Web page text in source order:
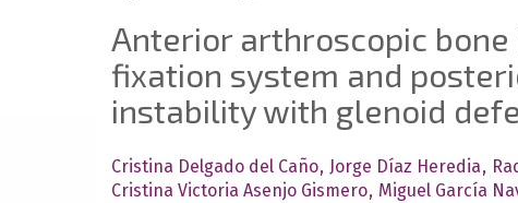
Anterior arthroscopic
fixation system and
instability with glenoid
Cristina Delgado del Caño Jorge Díaz Heredia
Cristina Victoria Asenjo Gismero Miguel García